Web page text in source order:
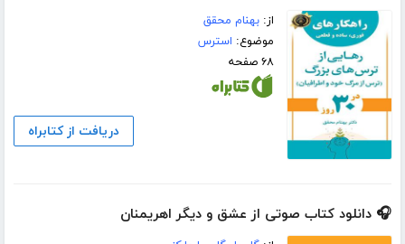
از:بهنام محقق
موضوع: استرس
۶۸ صفحه
دریافت از کتابراه
🎧 دانلود کتاب صوتی از عشق و دیگر اهریمنان